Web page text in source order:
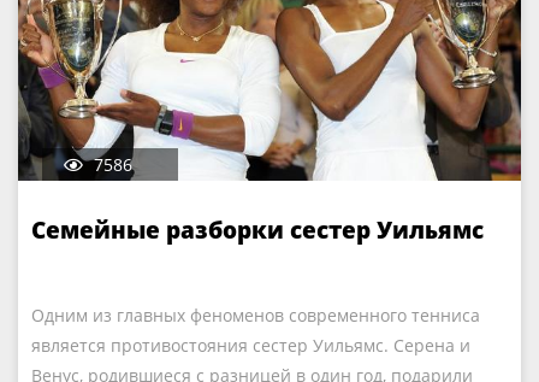
7586
Семейные разборки сестер Уильямс
Одним из главных феноменов современного тенниса
является противостояния сестер Уильямс. Серена и
Венус, родившиеся с разницей в один год, подарили